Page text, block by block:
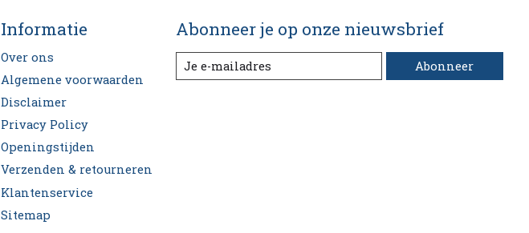
Informatie
Over ons
Algemene voorwaarden
Disclaimer
Privacy Policy
Openingstijden
Verzenden & retourneren
Klantenservice
Sitemap
Abonneer je op onze nieuwsbrief
Abonneer